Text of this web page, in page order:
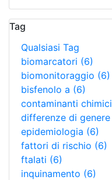
Tag
Qualsiasi Tag
biomarcatori (6)
biomonitoraggio (6)
bisfenolo a (6)
contaminanti chimici
differenze di genere
epidemiologia (6)
fattori di rischio (6)
ftalati (6)
inquinamento (6)